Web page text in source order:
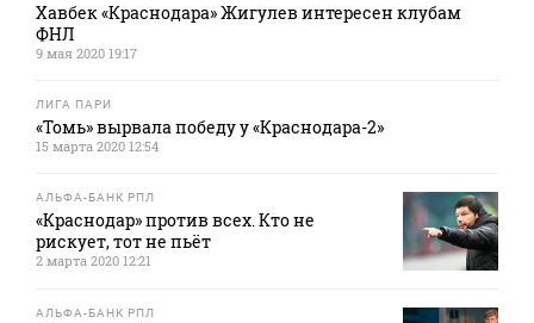
Хавбек «Краснодара» Жигулев интересен клубам
ФНЛ
9 мая 2020 19:17
ЛИГА ПАРИ
«Томь» вырвала победу у «Краснодара-2»
15 марта 2020 12:54
АЛЬФА-БАНК РПЛ
«Краснодар» против всех. Кто не
рискует, тот не пьёт
2 марта 2020 12:21
АЛЬФА-БАНК РПЛ